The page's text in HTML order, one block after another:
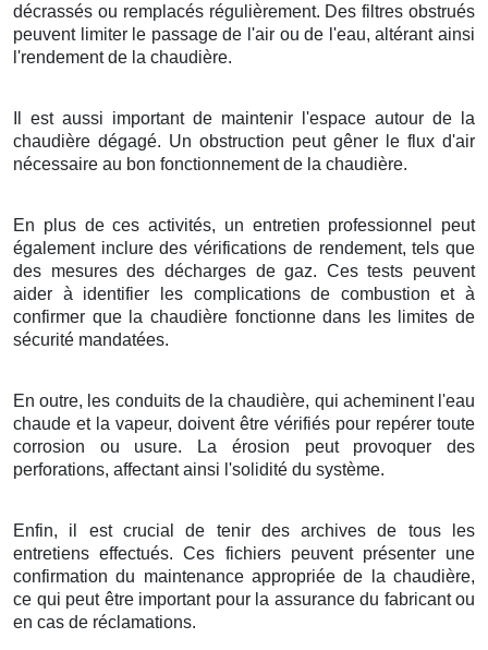
décrassés ou remplacés régulièrement. Des filtres obstrués
peuvent limiter le passage de l'air ou de l'eau, altérant ainsi
l'rendement de la chaudière.
Il est aussi important de maintenir l'espace autour de la
chaudière dégagé. Un obstruction peut gêner le flux d'air
nécessaire au bon fonctionnement de la chaudière.
En plus de ces activités, un entretien professionnel peut
également inclure des vérifications de rendement, tels que
des mesures des décharges de gaz. Ces tests peuvent
aider à identifier les complications de combustion et à
confirmer que la chaudière fonctionne dans les limites de
sécurité mandatées.
En outre, les conduits de la chaudière, qui acheminent l'eau
chaude et la vapeur, doivent être vérifiés pour repérer toute
corrosion ou usure. La érosion peut provoquer des
perforations, affectant ainsi l'solidité du système.
Enfin, il est crucial de tenir des archives de tous les
entretiens effectués. Ces fichiers peuvent présenter une
confirmation du maintenance appropriée de la chaudière,
ce qui peut être important pour la assurance du fabricant ou
en cas de réclamations.